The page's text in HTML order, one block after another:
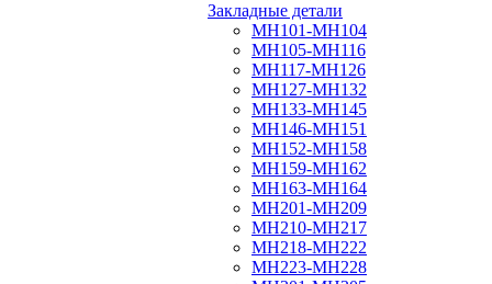
Закладные детали
МН101-МН104
МН105-МН116
МН117-МН126
МН127-МН132
МН133-МН145
МН146-МН151
МН152-МН158
МН159-МН162
МН163-МН164
МН201-МН209
МН210-МН217
МН218-МН222
МН223-МН228